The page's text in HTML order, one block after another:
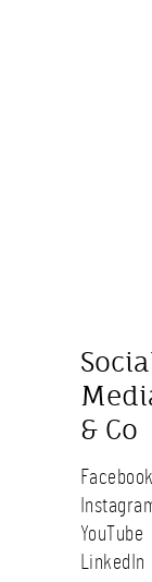
& Co
YouTube
LinkedIn